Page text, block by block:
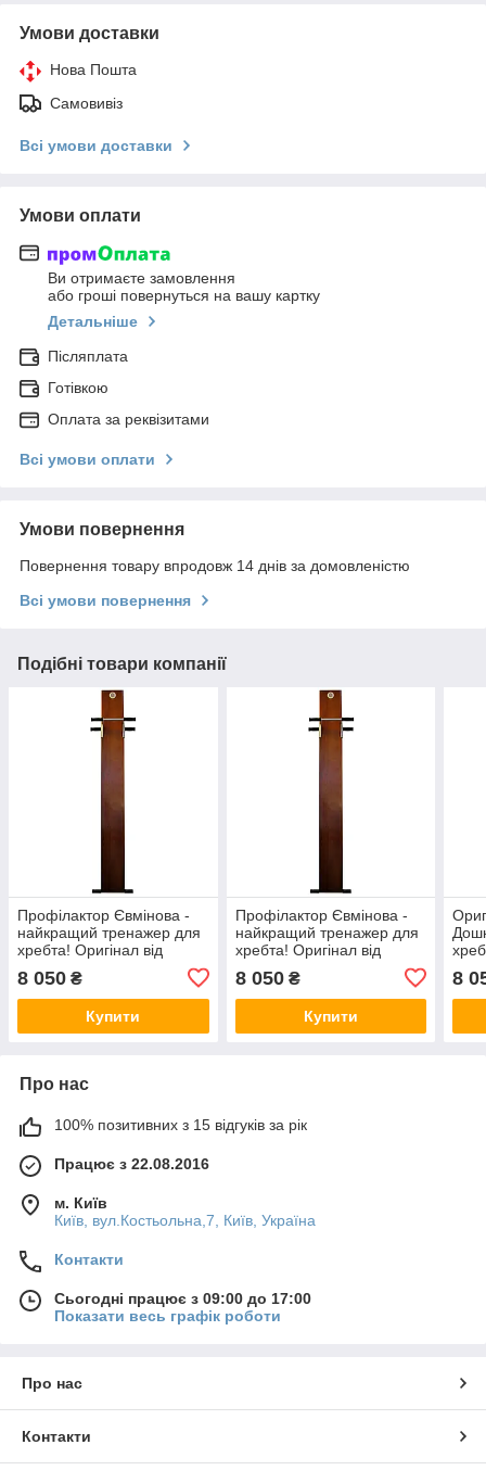
Умови доставки
Нова Пошта
Самовивіз
Всі умови доставки
Умови оплати
Ви отримаєте замовлення
або гроші повернуться на вашу картку
Детальніше
Післяплата
Готівкою
Оплата за реквізитами
Всі умови оплати
Умови повернення
Повернення товару впродовж 14 днів за домовленістю
Всі умови повернення
Подібні товари компанії
Профілактор Євмінова -
найкращий тренажер для
хребта! Оригінал від
8 050 ₴
Купити
Профілактор Євмінова -
найкращий тренажер для
хребта! Оригінал від
8 050₴
Купити
8
Про нас
100% позитивних з 15 відгуків за рік
Працює з 22.08.2016
м. Київ
Київ, вул.Костьольна,7, Київ, Україна
Контакти
Сьогодні працює з 09:00 до 17:00
Показати весь графік роботи
Про нас
Контакти